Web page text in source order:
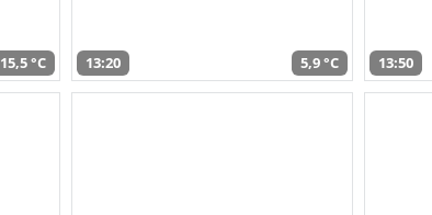
15,5 °C 13:20 5,9 °C 13:50